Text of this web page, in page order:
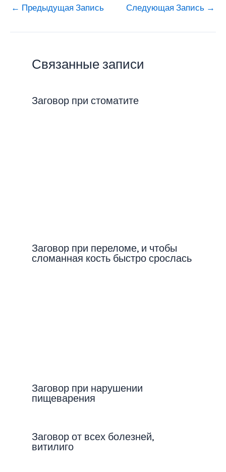
← Предыдущая Запись Следующая Запись →
Связанные записи
Заговор при стоматите
Заговор при переломе, и чтобы
сломанная кость быстро срослась
Заговор при нарушении
пищеварения
Заговор от всех болезней,
витилиго